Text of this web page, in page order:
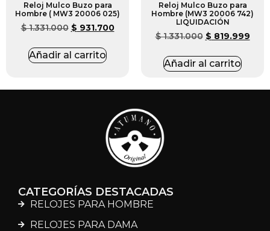
Reloj Mulco Buzo para
Hombre ( MW3 20006 025)
$1.331.000 $ 931.700
Añadir al carrito
Reloj Mulco Buzo para
Hombre (MW3 20006 742)
LIQUIDACIÓN
$1.331.000 $ 819.999
Añadir al carrito
CATEGORÍAS DESTACADAS
RELOJES PARA HOMBRE
RELOJES PARA DAMA